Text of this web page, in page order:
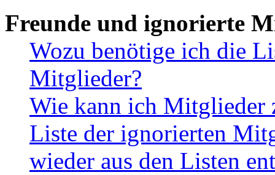
Freunde und ignorierte
Wozu benötige ich die
Mitglieder?
Wie kann ich Mitglieder
Liste der ignorierten
wieder aus den Listen